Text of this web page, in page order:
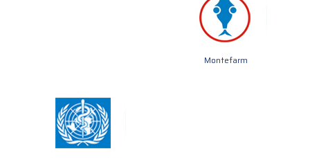
Montefarm